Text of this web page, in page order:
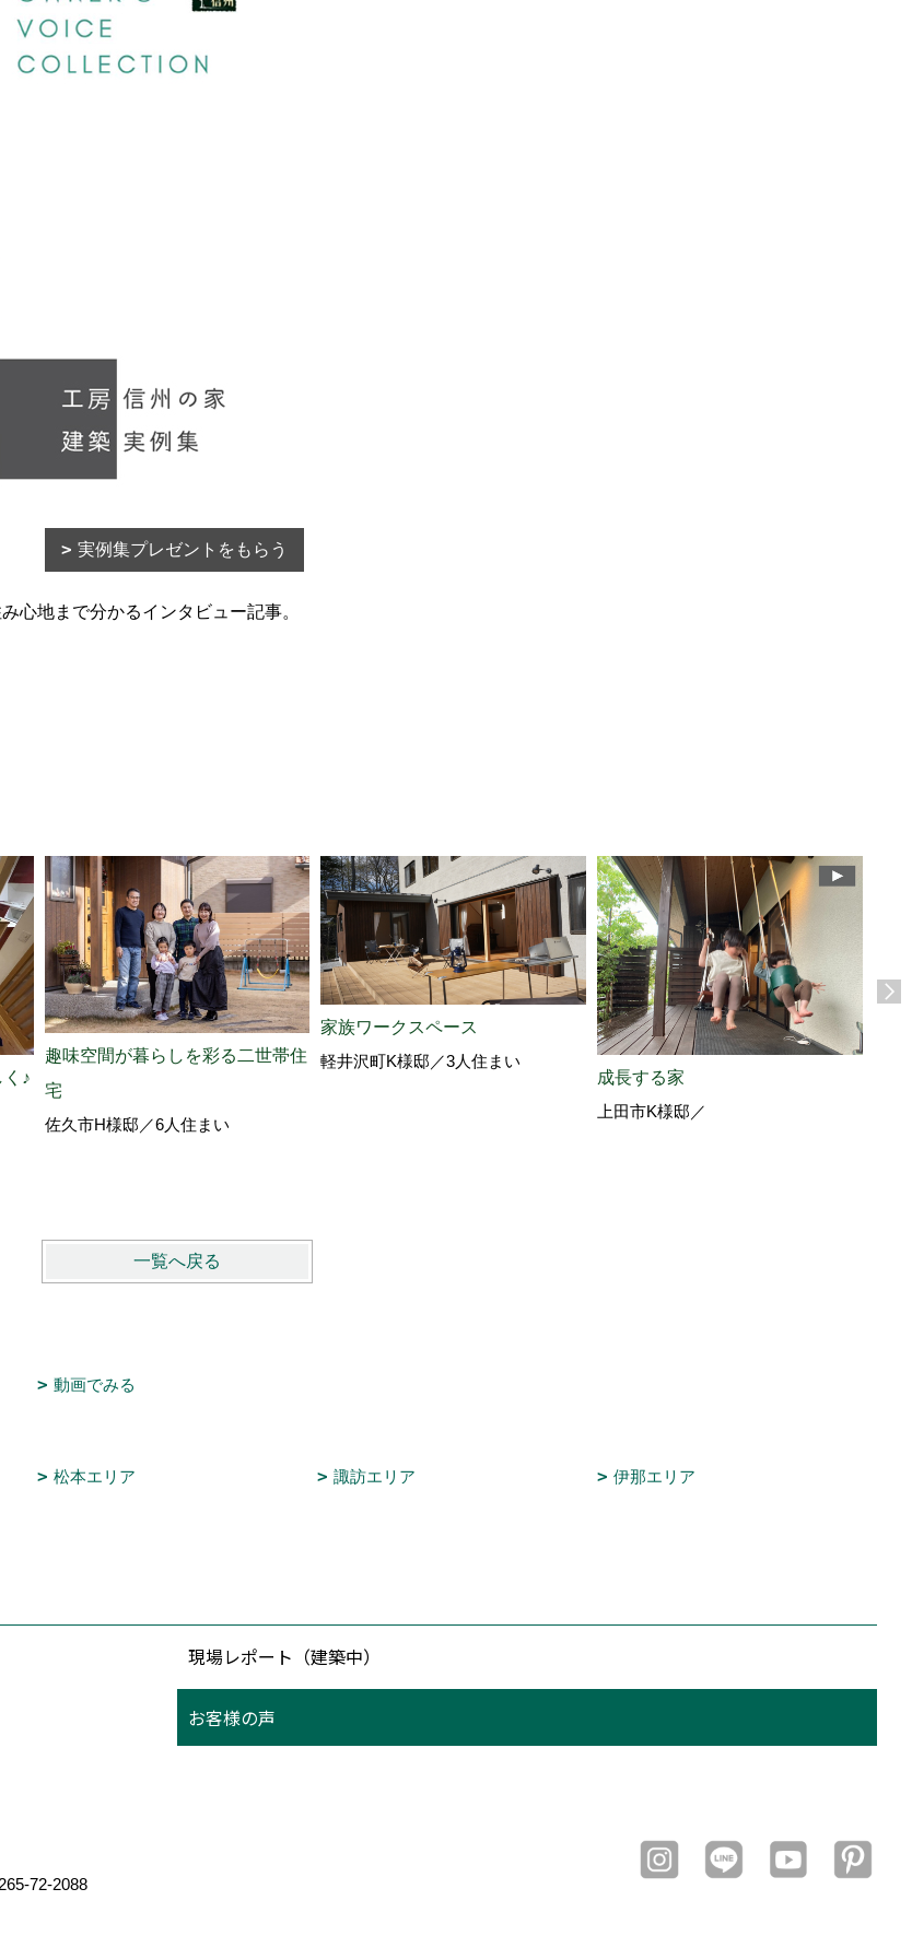
実例集プレゼントをもらう
心地まで分かるインタビュー記事。
♪
趣味空間が暮らしを彩る二世帯住
宅
佐久市H様邸／6人住まい
家族ワークスペース
軽井沢町K様邸／3人住まい
成長する家
上田市K様邸／
一覧へ戻る
動画でみる
松本エリア 諏訪エリア 伊那エリア
現場レポート（建築中）
お客様の声
72-2088